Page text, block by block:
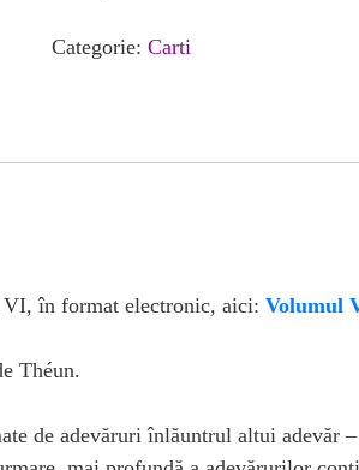
Categorie: Carti
VI, în format electronic, aici: Volumul
Théun.
de adevăruri înlăuntrul altui